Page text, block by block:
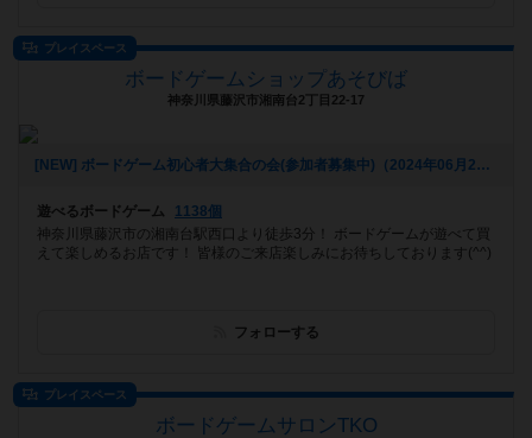
プレイスペース
ボードゲームショップあそびば
神奈川県藤沢市湘南台2丁目22-17
[NEW] ボードゲーム初心者大集合の会(参加者募集中)（2024年06月21日 09時28分）
遊べるボードゲーム
1138個
神奈川県藤沢市の湘南台駅西口より徒歩3分！ ボードゲームが遊べて買
えて楽しめるお店です！ 皆様のご来店楽しみにお待ちしております(^^)
フォローする
プレイスペース
ボードゲームサロンTKO